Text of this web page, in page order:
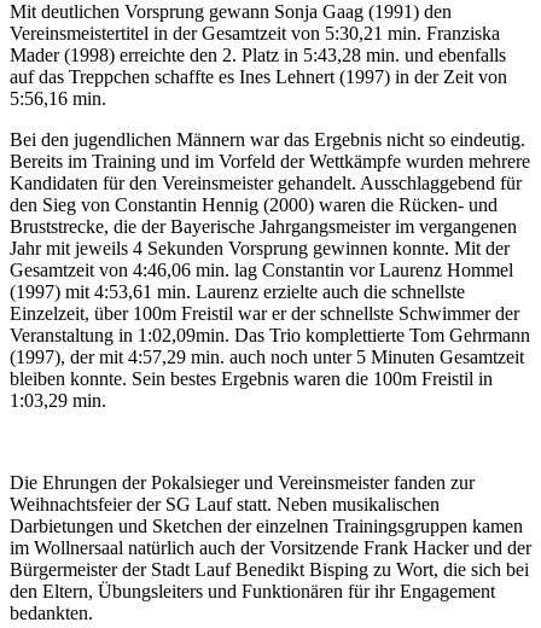
Mit deutlichen Vorsprung gewann Sonja Gaag (1991) den
Vereinsmeistertitel in der Gesamtzeit von 5:30,21 min. Franziska
Mader (1998) erreichte den 2. Platz in 5:43,28 min. und ebenfalls
auf das Treppchen schaffte es Ines Lehnert (1997) in der Zeit von
5:56,16 min.
Bei den jugendlichen Männern war das Ergebnis nicht so eindeutig.
Bereits im Training und im Vorfeld der Wettkämpfe wurden mehrere
Kandidaten für den Vereinsmeister gehandelt. Ausschlaggebend für
den Sieg von Constantin Hennig (2000) waren die Rücken- und
Bruststrecke, die der Bayerische Jahrgangsmeister im vergangenen
Jahr mit jeweils 4 Sekunden Vorsprung gewinnen konnte. Mit der
Gesamtzeit von 4:46,06 min. lag Constantin vor Laurenz Hommel
(1997) mit 4:53,61 min. Laurenz erzielte auch die schnellste
Einzelzeit, über 100m Freistil war er der schnellste Schwimmer der
Veranstaltung in 1:02,09min. Das Trio komplettierte Tom Gehrmann
(1997), der mit 4:57,29 min. auch noch unter 5 Minuten Gesamtzeit
bleiben konnte. Sein bestes Ergebnis waren die 100m Freistil in
1:03,29 min.
Die Ehrungen der Pokalsieger und Vereinsmeister fanden zur
Weihnachtsfeier der SG Lauf statt. Neben musikalischen
Darbietungen und Sketchen der einzelnen Trainingsgruppen kamen
im Wollnersaal natürlich auch der Vorsitzende Frank Hacker und der
Bürgermeister der Stadt Lauf Benedikt Bisping zu Wort, die sich bei
den Eltern, Übungsleiters und Funktionären für ihr Engagement
bedankten.